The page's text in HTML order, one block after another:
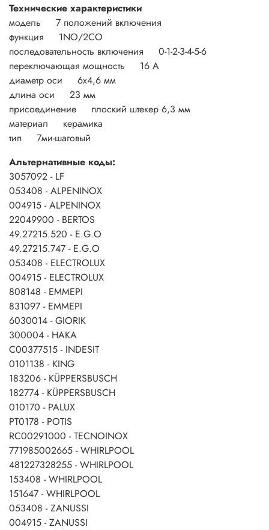
Технические характеристики
модель 7 положений включения
функция 1NO/2CO
последовательность включения 0-1-2-3-4-5-6
переключающая мощность 16 А
диаметр оси 6x4,6 мм
длина оси 23 мм
присоединение плоский штекер 6,3 мм
материал керамика
тип 7ми-шаговый
Альтернативные коды:
3057092 - LF
053408 - ALPENINOX
004915 - ALPENINOX
22049900 - BERTOS
49.27215.520 - E.G.O
49.27215.747 - E.G.O
053408 - ELECTROLUX
004915 - ELECTROLUX
808148 - EMMEPI
831097 - EMMEPI
6030014 - GIORIK
300004 - HAKA
C00377515 - INDESIT
0101138 - KING
183206 - KÜPPERSBUSCH
182774 - KÜPPERSBUSCH
010170 - PALUX
PT0178 - POTIS
RC00291000 - TECNOINOX
771985002665 - WHIRLPOOL
481227328255 - WHIRLPOOL
153408 - WHIRLPOOL
151647 - WHIRLPOOL
053408 - ZANUSSI
004915 - ZANUSSI